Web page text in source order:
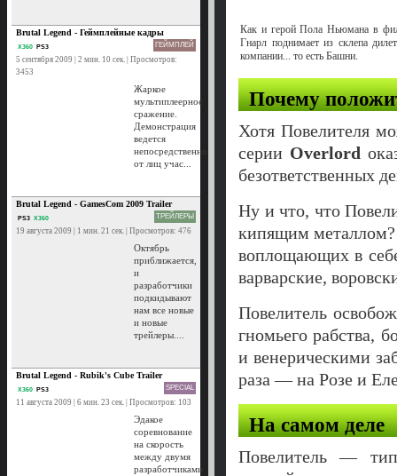
Brutal Legend - Геймплейные кадры
X360 PS3 ГЕЙМПЛЕЙ
5 сентября 2009 | 2 мин. 10 сек. | Просмотров:
3453
Жаркое
мультиплеерное
сражение.
Демонстрация
ведется
непосредственно
от лиц учас...
Brutal Legend - GamesCom 2009 Trailer
PS3 X360 ТРЕЙЛЕРЫ
19 августа 2009 | 1 мин. 21 сек. | Просмотров: 476
Октябрь
приближается,
и
разработчики
подкидывают
нам все новые
и новые
трейлеры....
Brutal Legend - Rubik's Cube Trailer
X360 PS3 SPECIAL
11 августа 2009 | 6 мин. 23 сек. | Просмотров: 103
Эдакое
соревнование
на скорость
между двумя
разработчиками
Как и герой Пола Ньюмана в
Гнарл поднимает из склепа
компании... то есть Башни.
Почему
Хотя Повелителя
серии Overlord
безответственных
Ну и что, что
кипящим металлом?
воплощающих в
варварские,
Повелитель
гномьего рабства,
и венерическими
раза — на Розе и
На самом деле
Повелитель —